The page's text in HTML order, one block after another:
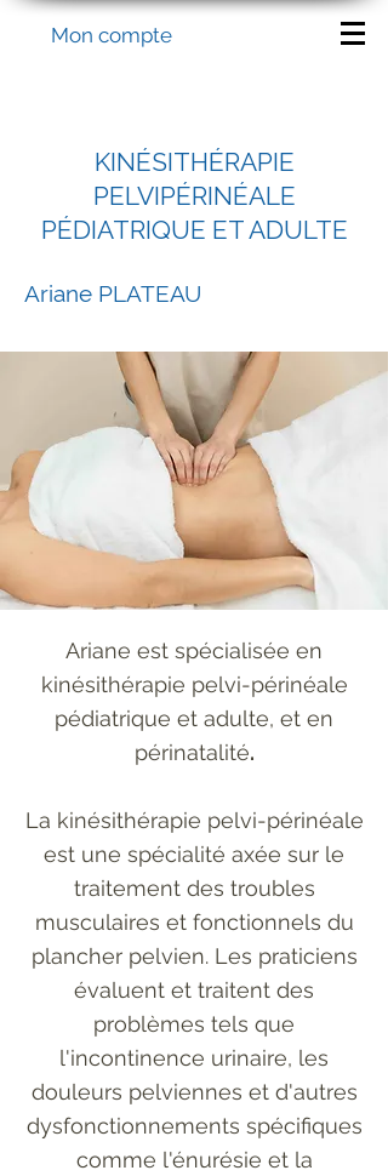
Mon compte
KINÉSITHÉRAPIE
PELVIPÉRINÉALE
PÉDIATRIQUE ET ADULTE
Ariane PLATEAU
Ariane est spécialisée en
kinésithérapie pelvi-périnéale
pédiatrique et adulte, et en
périnatalité.
La kinésithérapie pelvi-périnéale
est une spécialité axée sur le
traitement des troubles
musculaires et fonctionnels du
plancher pelvien. Les praticiens
évaluent et traitent des
problèmes tels que
l'incontinence urinaire, les
douleurs pelviennes et d'autres
dysfonctionnements spécifiques
comme l'énurésie et la